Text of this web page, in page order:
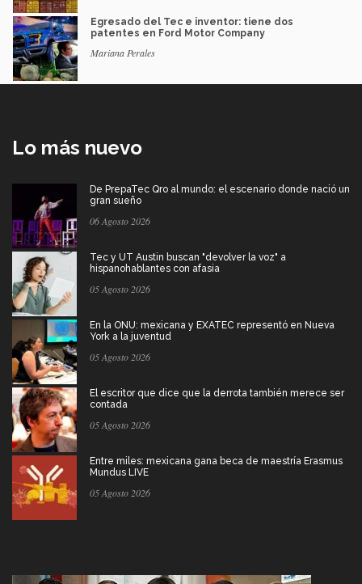
Egresado del Tec e inventor: tiene dos
patentes en Ford Motor Company
Mariana Perales
Lo más nuevo
De PrepaTec Qro al mundo: el escenario donde nació un
gran sueño
06 Agosto 2026
Tec y UT Austin buscan "devolver la voz" a
hispanohablantes con afasia
05 Agosto 2026
En la ONU: mexicana y EXATEC representó en Nueva
York a la juventud
05 Agosto 2026
El escritor que dice que la derrota también merece ser
contada
05 Agosto 2026
Entre miles: mexicana gana beca de maestría Erasmus
Mundus LIVE
05 Agosto 2026